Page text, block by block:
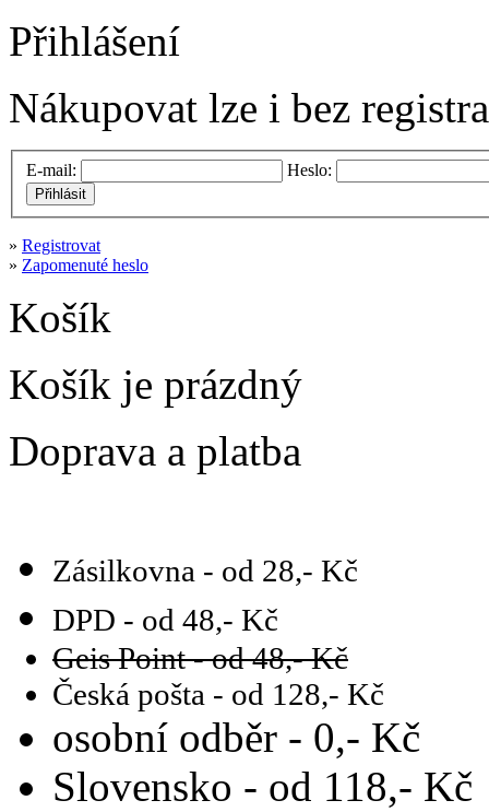
Přihlášení
Nákupovat lze i bez
E-mail: Heslo:
Přihlásit
» Registrovat
» Zapomenuté heslo
Košík
Košík je prázdný
Doprava a platba
Zásilkovna - od 28,- Kč
DPD - od 48,- Kč
Geis Point - od 48,- Kč
Česká pošta - od 128,- Kč
osobní odběr - 0,- Kč
Slovensko - od 118,- Kč